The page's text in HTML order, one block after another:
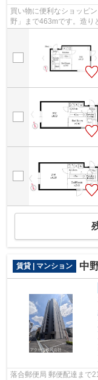
買い物に便利なショッピ
野」まで463mです。造り
きるマンションです。面
賃貸 | マンション 中
落合郵便局 郵便配達まで